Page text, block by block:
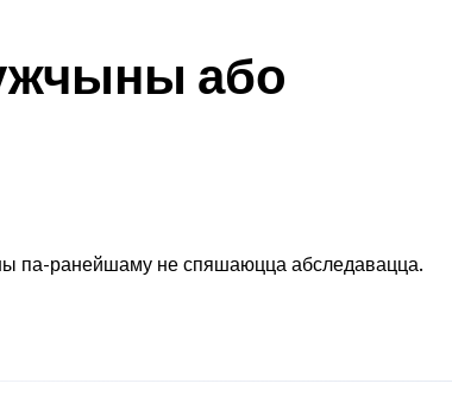
або
па-ранейшаму не спяшаюцца абследавацца.